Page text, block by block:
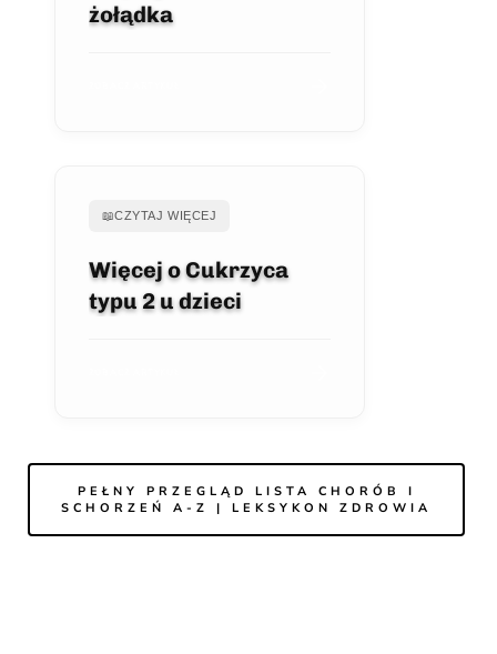
żołądka
📖CZYTAJ WIĘCEJ
Więcej o Cukrzyca
typu 2 u dzieci
PEŁNY PRZEGLĄD LISTA CHORÓB I
SCHORZEŃ A-Z | LEKSYKON ZDROWIA